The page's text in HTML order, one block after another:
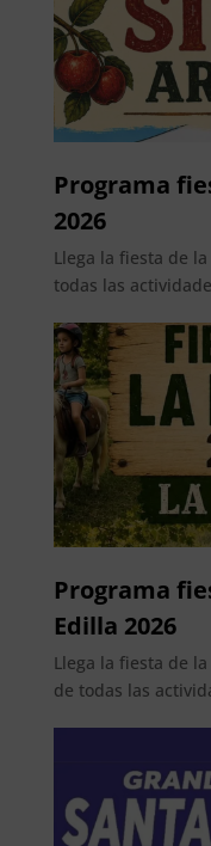
Programa
2026
Llega la fiesta de
todas las
Programa
Edilla 2026
Llega la fiesta de
de todas las